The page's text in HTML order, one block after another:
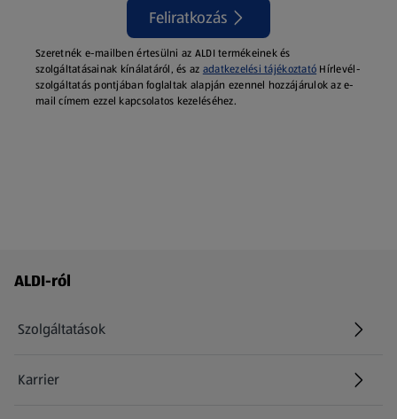
Feliratkozás
Szeretnék e-mailben értesülni az ALDI termékeinek és
szolgáltatásainak kínálatáról, és az adatkezelési tájékoztató Hírlevél-
szolgáltatás pontjában foglaltak alapján ezennel hozzájárulok az e-
mail címem ezzel kapcsolatos kezeléséhez.
Láblécmenü - további linkek
ALDI-ról
Szolgáltatások
Karrier
(új oldalon nyílik meg)